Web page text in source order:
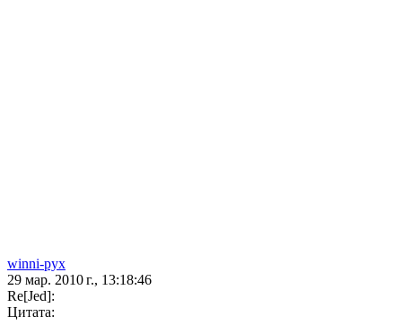
winni-pyx
29 мар. 2010 г., 13:18:46
Re[Jed]:
Цитата: